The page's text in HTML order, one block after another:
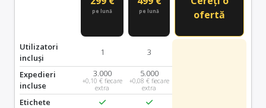
pe lună pe lună
ofertă
Utilizatori
incluși
1 3
Expedieri
incluse
3.000
+0,10 € fiecare
extra
5.000
+0,08 € fiecare
extra
Etichete